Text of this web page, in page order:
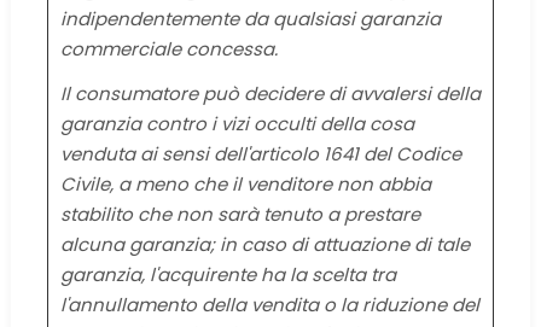
indipendentemente da qualsiasi garanzia
commerciale concessa.
Il consumatore può decidere di avvalersi della
garanzia contro i vizi occulti della cosa
venduta ai sensi dell'articolo 1641 del Codice
Civile, a meno che il venditore non abbia
stabilito che non sarà tenuto a prestare
alcuna garanzia; in caso di attuazione di tale
garanzia, l'acquirente ha la scelta tra
l'annullamento della vendita o la riduzione del